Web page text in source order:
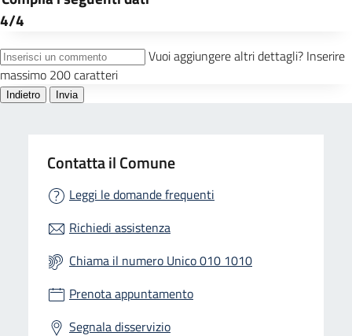
Contatta il Comune
Leggi le domande frequenti
Richiedi assistenza
Chiama il numero Unico 010 1010
Prenota appuntamento
Segnala disservizio